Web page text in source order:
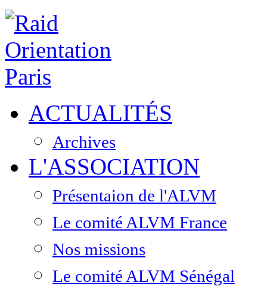
ACTUALITÉS
Archives
L'ASSOCIATION
Présentaion de l'ALVM
Le comité ALVM France
Nos missions
Le comité ALVM Sénégal